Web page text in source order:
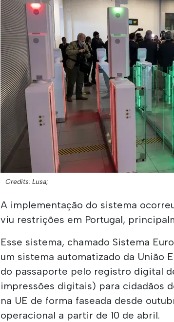
Credits: Lusa;
A implementação do sistema
viu restrições em Portugal,
Esse sistema, chamado Sistema
um sistema automatizado da União
do passaporte pelo registro digital
impressões digitais) para cidadãos
na UE de forma faseada desde
operacional a partir de 10 de abril.